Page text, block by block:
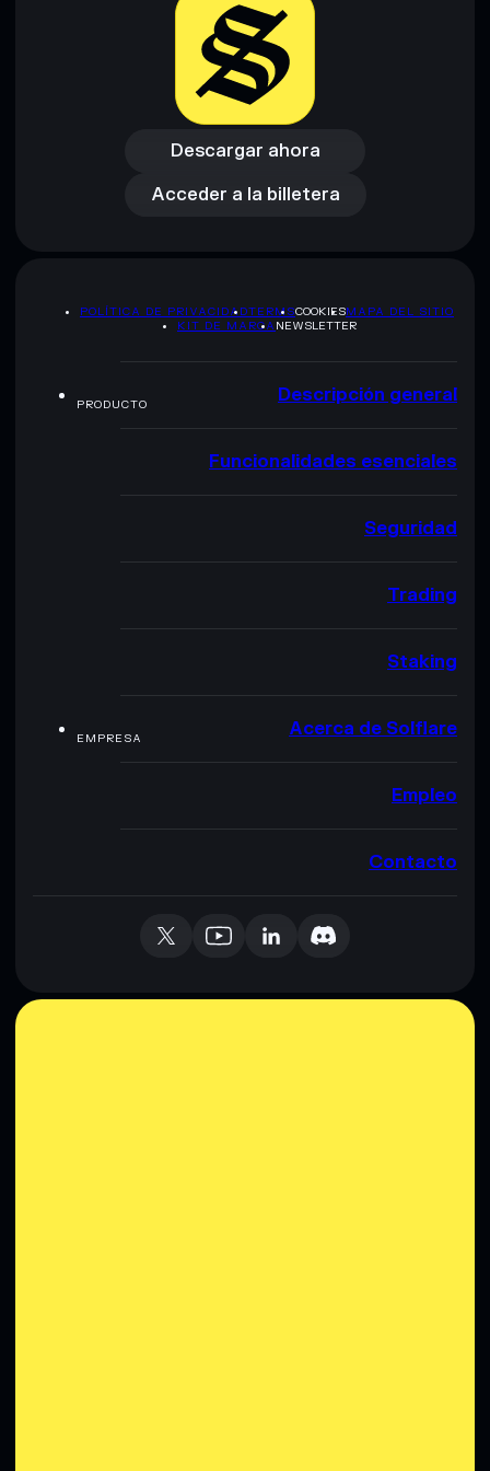
Descargo de responsabilidad: Esta información tiene
únicamente fines educativos y no constituye asesoramiento
financiero. Investiga siempre por tu cuenta. Datos
proporcionados por rugcheck.xyz.
Descargar ahora
Descargar ahora
Acceder a la billetera
Acceder a la billetera
POLÍTICA DE PRIVACIDADTERMSCOOKIESMAPA DEL SITIO
KIT DE MARCA NEWSLETTER
PRODUCTO Descripción general
Funcionalidades esenciales
Seguridad
Trading
Staking
EMPRESA Acerca de Solflare
Empleo
Contacto